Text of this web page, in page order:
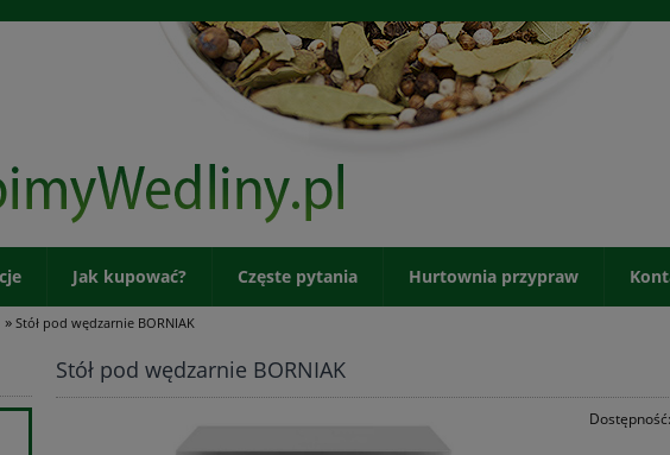
Jak kupować? Częste pytania Hurtownia przypraw
» Stół pod wędzarnie BORNIAK
Stół pod wędzarnie BORNIAK
Dostępność: